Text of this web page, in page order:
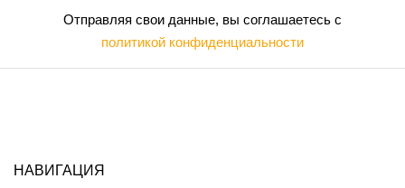
Отправляя свои данные, вы соглашаетесь с
политикой конфиденциальности
НАВИГАЦИЯ